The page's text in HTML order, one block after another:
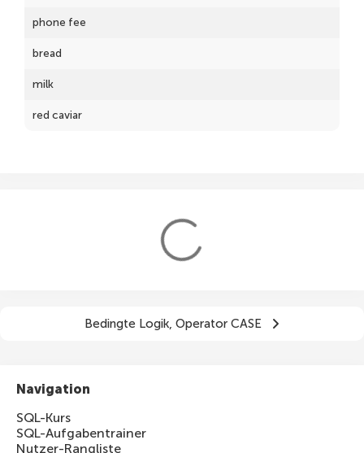
phone fee
bread
milk
red caviar
vacuum cleaner
fur coat
music school fee
Bedingte Logik, Operator CASE
Navigation
SQL-Kurs
SQL-Aufgabentrainer
Nutzer-Rangliste